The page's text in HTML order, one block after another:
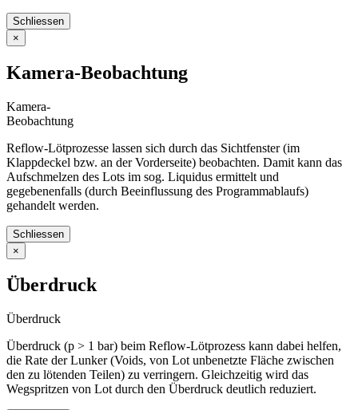
Schliessen
×
Kamera-Beobachtung
Kamera-
Beobachtung
Reflow-Lötprozesse lassen sich durch das Sichtfenster (im
Klappdeckel bzw. an der Vorderseite) beobachten. Damit kann das
Aufschmelzen des Lots im sog. Liquidus ermittelt und
gegebenenfalls (durch Beeinflussung des Programmablaufs)
gehandelt werden.
Schliessen
×
Überdruck
Überdruck
Überdruck (p > 1 bar) beim Reflow-Lötprozess kann dabei helfen,
die Rate der Lunker (Voids, von Lot unbenetzte Fläche zwischen
den zu lötenden Teilen) zu verringern. Gleichzeitig wird das
Wegspritzen von Lot durch den Überdruck deutlich reduziert.